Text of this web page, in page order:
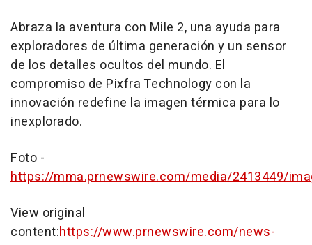
Abraza la aventura con Mile 2, una ayuda para
exploradores de última generación y un sensor
de los detalles ocultos del mundo. El
compromiso de Pixfra Technology con la
innovación redefine la imagen térmica para lo
inexplorado.
Foto -
https://mma.prnewswire.com/media/2413449/
View original
content:https://www.prnewswire.com/news-